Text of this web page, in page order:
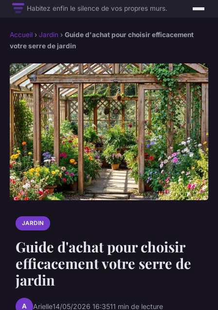
Habitez enfin le silence de vos propres murs.
Accueil › Jardin › Guide d'achat pour choisir efficacement
votre serre de jardin
JARDIN
Guide d'achat pour choisir
efficacement votre serre de
jardin
A Arielle14/05/2026 16:3511 min de lecture